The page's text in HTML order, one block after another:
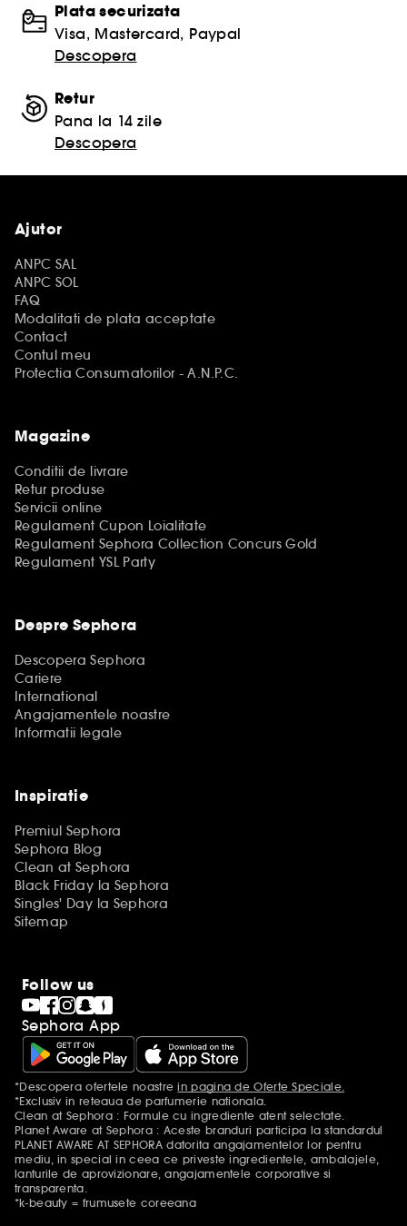
Plata securizata
Visa, Mastercard, Paypal
Descopera
Retur
Pana la 14 zile
Descopera
Ajutor
ANPC SAL
ANPC SOL
FAQ
Modalitati de plata acceptate
Contact
Contul meu
Protectia Consumatorilor - A.N.P.C.
Magazine
Conditii de livrare
Retur produse
Servicii online
Regulament Cupon Loialitate
Regulament Sephora Collection Concurs Gold
Regulament YSL Party
Despre Sephora
Descopera Sephora
Cariere
International
Angajamentele noastre
Informatii legale
Inspiratie
Premiul Sephora
Sephora Blog
Clean at Sephora
Black Friday la Sephora
Singles' Day la Sephora
Sitemap
Follow us
Sephora App
Mentiuni aditionale
*Descopera ofertele noastrein pagina de Oferte Speciale.
*Exclusiv in reteaua de parfumerie nationala.
Clean at Sephora : Formule cu ingrediente atent selectate.
Planet Aware at Sephora : Aceste branduri participa la standardul
PLANET AWARE AT SEPHORA datorita angajamentelor lor pentru
mediu, in special in ceea ce priveste ingredientele, ambalajele,
lanturile de aprovizionare, angajamentele corporative si
transparenta.
*k-beauty = frumusete coreeana